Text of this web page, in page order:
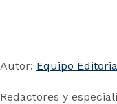
Autor: Equipo
Redactores y